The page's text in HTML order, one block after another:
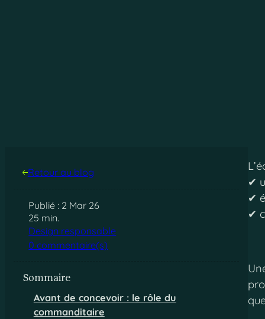
Retour au blog
Publié : 2 Mar 26
25 min.
Design responsable
0 commentaire(s)
Sommaire
Avant de concevoir : le rôle du
commanditaire
✔︎
✔︎
✔︎